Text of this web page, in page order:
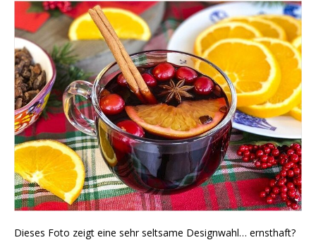
Dieses Foto zeigt eine sehr seltsame Designwahl… ernsthaft?